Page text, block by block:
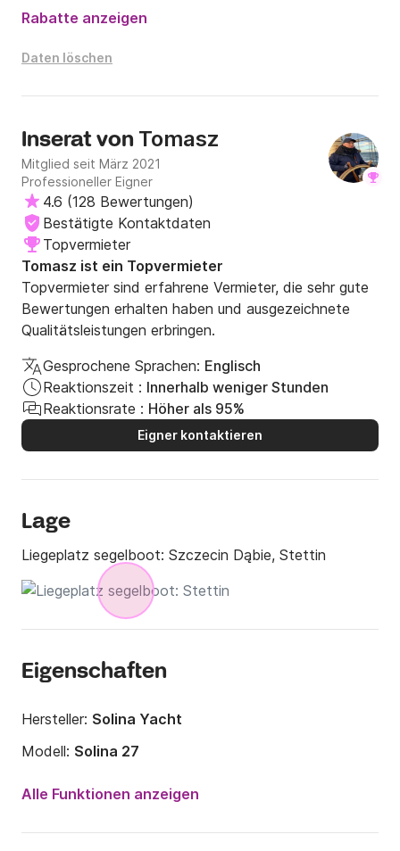
Rabatte anzeigen
Daten löschen
Inserat von Tomasz
Mitglied seit März 2021
Professioneller Eigner
4.6 (128 Bewertungen)
Bestätigte Kontaktdaten
Topvermieter
Tomasz ist ein Topvermieter
Topvermieter sind erfahrene Vermieter, die sehr gute
Bewertungen erhalten haben und ausgezeichnete
Qualitätsleistungen erbringen.
Gesprochene Sprachen: Englisch
Reaktionszeit : Innerhalb weniger Stunden
Reaktionsrate : Höher als 95%
Eigner kontaktieren
Lage
Liegeplatz segelboot: Szczecin Dąbie, Stettin
Eigenschaften
Hersteller: Solina Yacht
Modell: Solina 27
2021
Alle Funktionen anzeigen